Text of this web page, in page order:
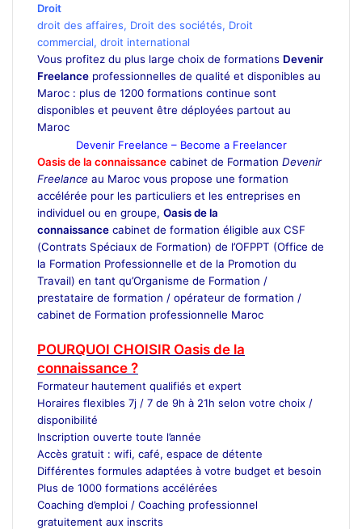
Droit
droit des affaires, Droit des sociétés, Droit
commercial, droit international
Vous profitez du plus large choix de formations Devenir
Freelance professionnelles de qualité et disponibles au
Maroc : plus de 1200 formations continue sont
disponibles et peuvent être déployées partout au
Maroc
Devenir Freelance – Become a Freelancer
Oasis de la connaissance cabinet de Formation Devenir
Freelance au Maroc vous propose une formation
accélérée pour les particuliers et les entreprises en
individuel ou en groupe, Oasis de la
connaissance cabinet de formation éligible aux CSF
(Contrats Spéciaux de Formation) de l’OFPPT (Office de
la Formation Professionnelle et de la Promotion du
Travail) en tant qu’Organisme de Formation /
prestataire de formation / opérateur de formation /
cabinet de Formation professionnelle Maroc
POURQUOI CHOISIR Oasis de la
connaissance ?
Formateur hautement qualifiés et expert
Horaires flexibles 7j / 7 de 9h à 21h selon votre choix /
disponibilité
Inscription ouverte toute l’année
Accès gratuit : wifi, café, espace de détente
Différentes formules adaptées à votre budget et besoin
Plus de 1000 formations accélérées
Coaching d’emploi / Coaching professionnel
gratuitement aux inscrits